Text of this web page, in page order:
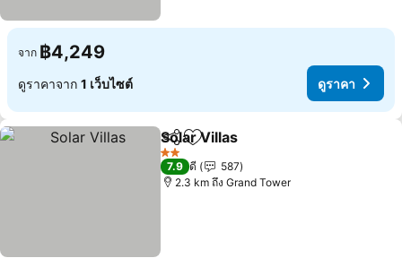
จาก ฿4,249
ดูราคาจาก 1 เว็บไซต์ ดูราคา
แชร์ เพิ่มในรายการโปรด
Solar Villas
2 ดาว
7.9 ดี
587
2.3 km ถึง Grand Tower